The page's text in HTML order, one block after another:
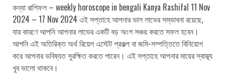
কন্যা রাশিফল – weekly horoscope in bengali Kanya Rashifal 11 Nov
2024 – 17 Nov 2024 এই সপ্তাহে আপনার ভাল লাভের সম্ভাবনা রয়েছে,
যার কারণে আপনি আপনার লাভের একটি বড় অংশ সঞ্চয় করতে সফল হবেন।
আপনি এই অতিরিক্ত অর্থ রিয়েল এস্টেট প্রকল্প বা জমি-সম্পত্তিতে বিনিয়োগ
করে আপনার ভবিষ্যত সুরক্ষিত করতে পারেন। এই সপ্তাহে আপনার মায়ের স্বাস্থ্য
খুব ভালো থাকবে।